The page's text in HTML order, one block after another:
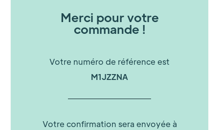
Merci pour votre
commande !
Votre numéro de référence est
M1JZZNA
Votre confirmation sera envoyée à